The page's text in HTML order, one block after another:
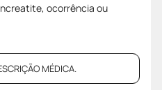
ocorrência ou
MÉDICA.